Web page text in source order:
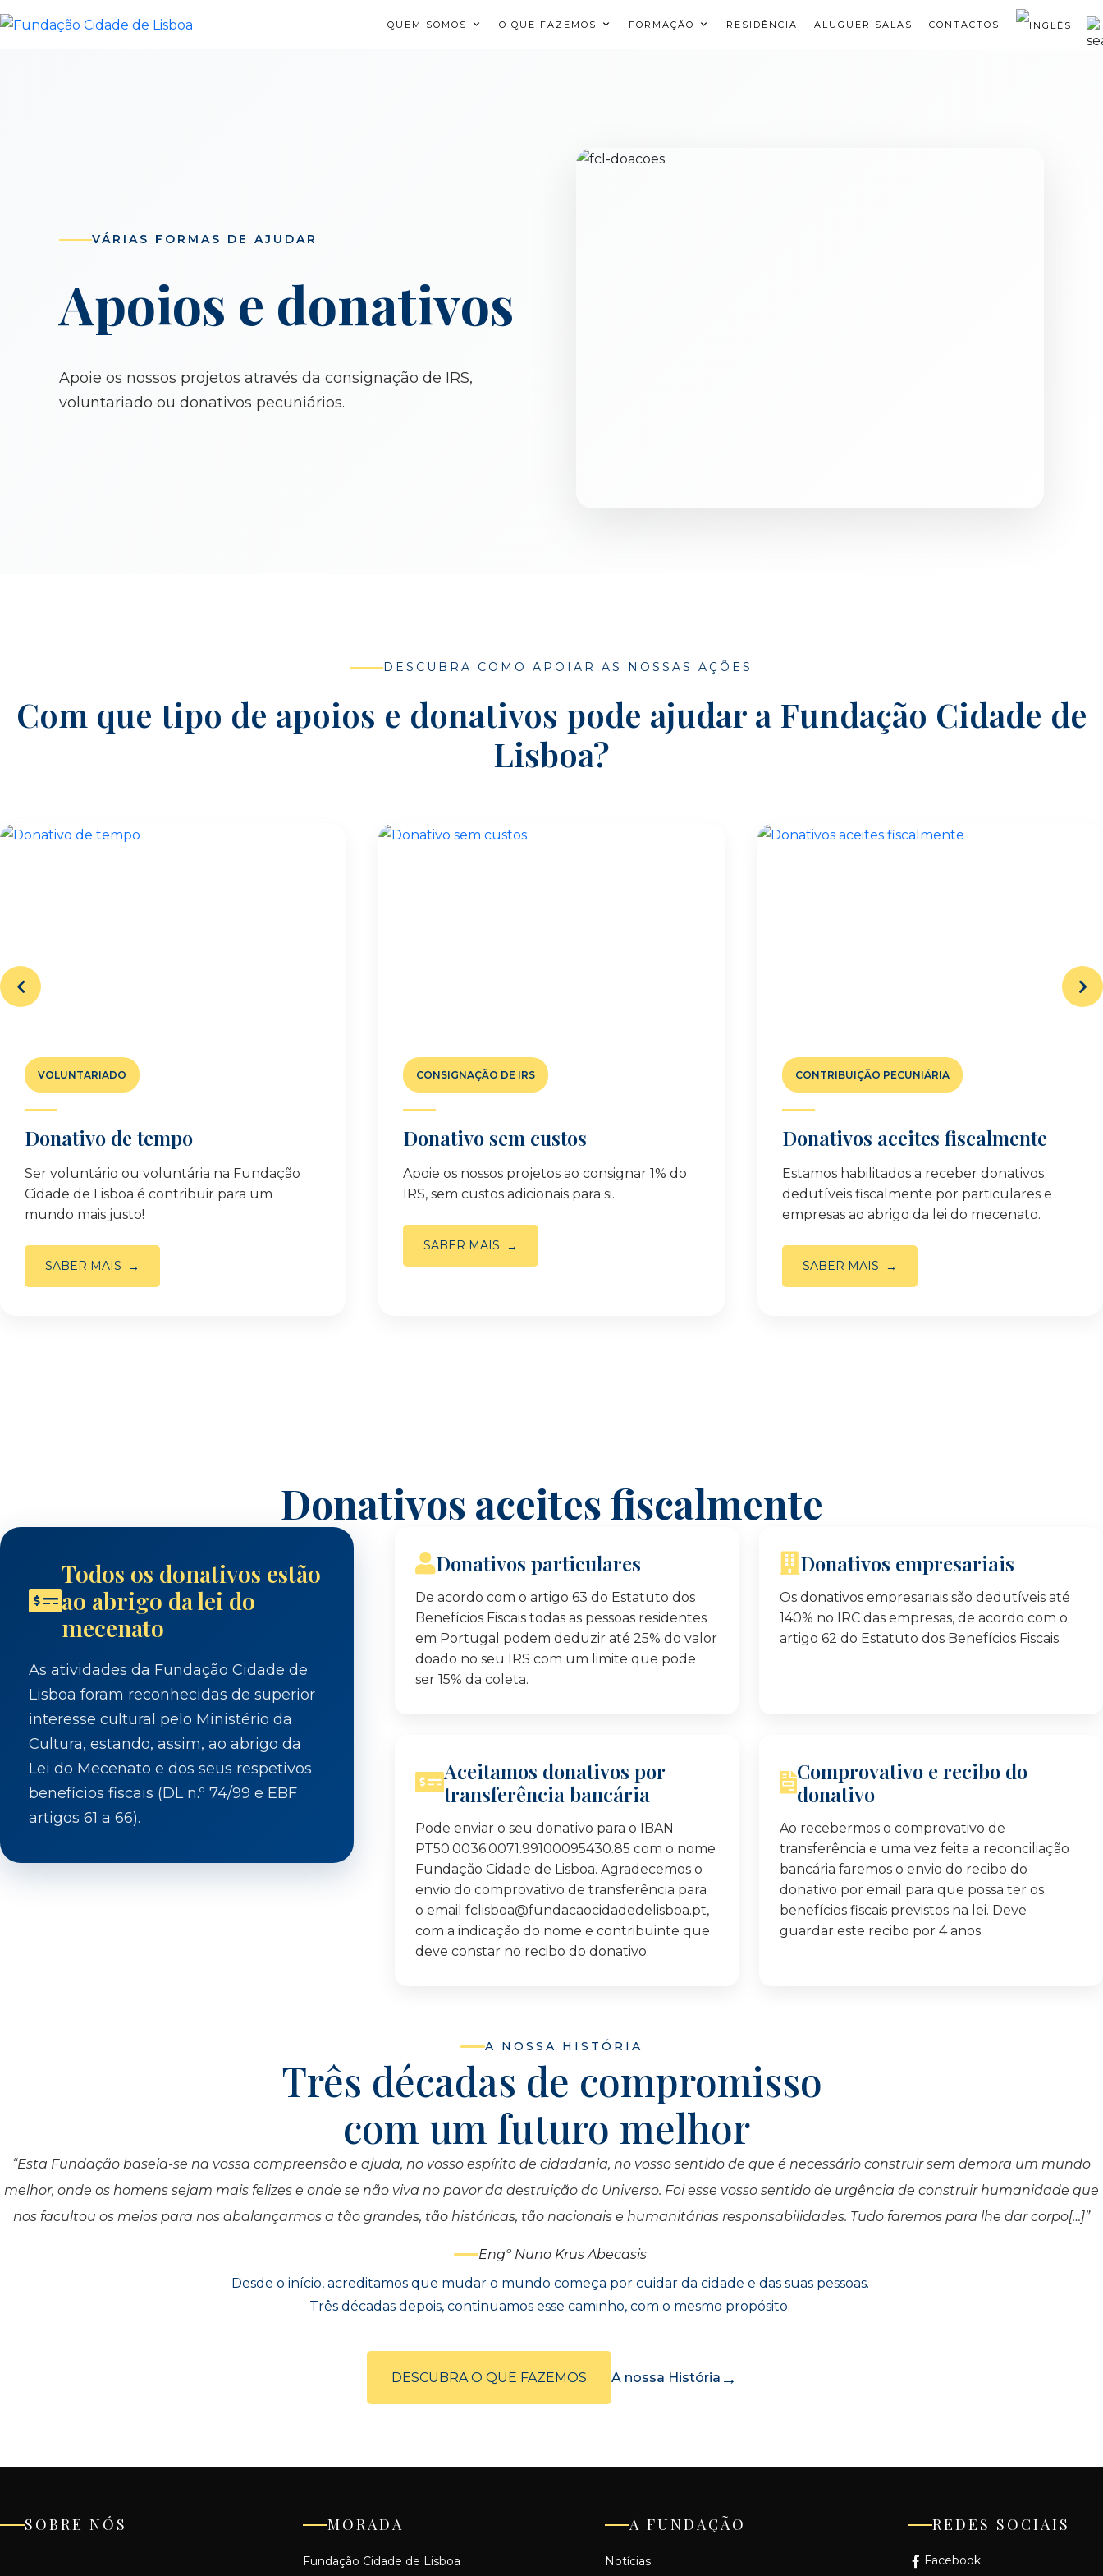
Skip
to
QUEM SOMOS O QUE FAZEMOS FORMAÇÃO RESIDÊNCIA ALUGUER SALAS CONTACTOS
VÁRIAS FORMAS DE AJUDAR
Apoios e donativos
Apoie os nossos projetos através da consignação de IRS,
voluntariado ou donativos pecuniários.
DESCUBRA COMO APOIAR AS NOSSAS AÇÕES
Com que tipo de apoios e donativos pode ajudar a Fundação Cidade de
Lisboa?
VOLUNTARIADO
Donativo de tempo
Ser voluntário ou voluntária na Fundação
Cidade de Lisboa é contribuir para um
mundo mais justo!
SABER MAIS
CONSIGNAÇÃO DE IRS
Donativo sem custos
Apoie os nossos projetos ao consignar 1% do
IRS, sem custos adicionais para si.
SABER MAIS
CONTRIBUIÇÃO PECUNIÁRIA
Donativos aceites fiscalmente
Estamos habilitados a receber donativos
dedutíveis fiscalmente por particulares e
empresas ao abrigo da lei do mecenato.
SABER MAIS
Donativos aceites fiscalmente
Todos os donativos estão
ao abrigo da lei do
mecenato
As atividades da Fundação Cidade de
Lisboa foram reconhecidas de superior
interesse cultural pelo Ministério da
Cultura, estando, assim, ao abrigo da
Lei do Mecenato e dos seus respetivos
benefícios fiscais (DL n.º 74/99 e EBF
artigos 61 a 66).
Donativos particulares
De acordo com o artigo 63 do Estatuto dos
Benefícios Fiscais todas as pessoas residentes
em Portugal podem deduzir até 25% do valor
doado no seu IRS com um limite que pode
ser 15% da coleta.
Donativos empresariais
Os donativos empresariais são dedutíveis até
140% no IRC das empresas, de acordo com o
artigo 62 do Estatuto dos Benefícios Fiscais.
Aceitamos donativos por
transferência bancária
Pode enviar o seu donativo para o IBAN
PT50.0036.0071.99100095430.85 com o nome
Fundação Cidade de Lisboa. Agradecemos o
envio do comprovativo de transferência para
o email fclisboa@fundacaocidadedelisboa.pt,
com a indicação do nome e contribuinte que
deve constar no recibo do donativo.
Comprovativo e recibo do
donativo
Ao recebermos o comprovativo de
transferência e uma vez feita a reconciliação
bancária faremos o envio do recibo do
donativo por email para que possa ter os
benefícios fiscais previstos na lei. Deve
guardar este recibo por 4 anos.
A NOSSA HISTÓRIA
Três décadas de compromisso
com um futuro melhor
“Esta Fundação baseia-se na vossa compreensão e ajuda, no vosso espírito de cidadania, no vosso sentido de que é necessário construir sem demora um mundo
melhor, onde os homens sejam mais felizes e onde se não viva no pavor da destruição do Universo. Foi esse vosso sentido de urgência de construir humanidade que
nos facultou os meios para nos abalançarmos a tão grandes, tão históricas, tão nacionais e humanitárias responsabilidades. Tudo faremos para lhe dar corpo[…]”
Engº Nuno Krus Abecasis
Desde o início, acreditamos que mudar o mundo começa por cuidar da cidade e das suas pessoas.
Três décadas depois, continuamos esse caminho, com o mesmo propósito.
DESCUBRA O QUE FAZEMOS A nossa História →
SOBRE NÓS MORADA
Fundação Cidade de Lisboa
A FUNDAÇÃO
Notícias
REDES SOCIAIS
Facebook